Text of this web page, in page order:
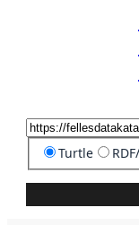
Turtle